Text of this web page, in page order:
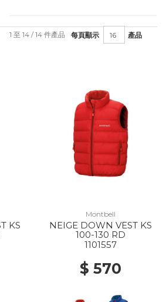
每頁顯示 產品
1 至 14 / 14 件產品
KS
Montbell
NEIGE DOWN VEST KS
100-130 RD
1101557
$ 570